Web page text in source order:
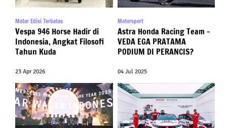
Motor Edisi Terbatas
Vespa 946 Horse Hadir di
Indonesia, Angkat Filosofi
Tahun Kuda
23 Apr 2026
Motorsport
Astra Honda Racing Team –
VEDA EGA PRATAMA
PODIUM DI PERANCIS?
04 Jul 2025